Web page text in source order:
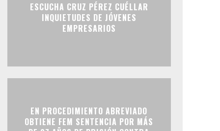
ESCUCHA CRUZ PÉREZ CUÉLLAR
INQUIETUDES DE JÓVENES
EMPRESARIOS
EN PROCEDIMIENTO ABREVIADO
OBTIENE FEM SENTENCIA POR MÁS